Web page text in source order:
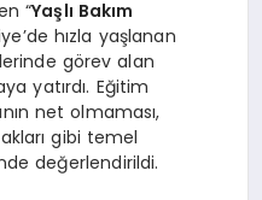
“Yaşlı Bakım
hızla yaşlanan
görev alan
yatırdı. Eğitim
net olmaması,
gibi temel
değerlendirildi.